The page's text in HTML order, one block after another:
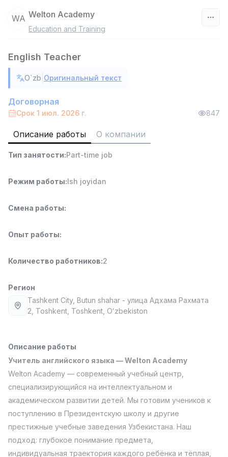
VITAREX
Side job
Руководитель отдела продаж
6,000,000 - 15,000,000 sum
Full time job
Ish joyidan
Работник склада
Full time job
Ish joyidan
Доставка
ASIAN
Full time job
Ish joyidan
NAVBAHOR APTEKA
Оператор по продажам (Только для
девушек!)
Договорная
NAFF
Full time job
Ish joyidan
Агент по продажам TOP
WA Welton Academy
Education and Training
English Teacher
O`zb Оригинальный текст
Договорная
Срок 1 июл. 2026 г. 847
Описание работы О компании
Тип занятости:Part-time job
Режим работы: Ish joyidan
Смена работы:
Опыт работы:
Количество работников:2
Регион
Tashkent City, Butun shahar - улица Адхама Рахмата
2, Тоshkent, Toshkent, Oʻzbekiston
Описание работы
Учитель английского языка — Welton Academy
Welton Academy — современный учебный центр,
специализирующийся на интеллектуальном и
академическом развитии детей. Мы готовим учеников к
поступлению в Президентскую школу и другие
престижные учебные заведения Узбекистана. Наш
подход: глубокое понимание предмета,
индивидуальная траектория каждого ребёнка и тёплая,
Вакансии Категории Компании